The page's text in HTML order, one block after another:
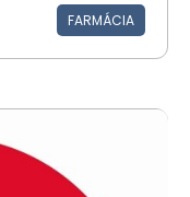
FARMÁCIA